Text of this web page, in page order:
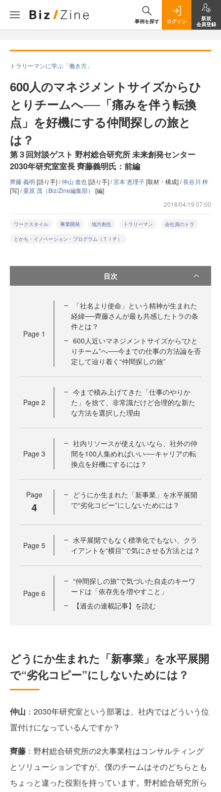
事例を探す ログイン
新規
会員登録
トラリーマンに学ぶ「働き方」
600人のマネジメントサイズからひ
とりチームへ──「痛みを伴う転換
点」を好機にする仲間探しの旅と
は？
第３回対談ゲスト 野村総合研究所 未来創発センター
2030年研究室室長 齊藤義明氏：前編
齊藤 義明 [語り手] /仲山 進也[語り手] /宮本 恵理子[取材・構成] /長谷川 梓
[写] /栗原 茂（Biz/Zine編集部） [編]
2018/04/19 07:00
ワークスタイル 事業開発 地方創生 トラリーマン 会社員のトラ
とかち・イノベーション・プログラム（ＴＩＰ）
目次
Page 1
「社名より使命」という精神が生まれた
経緯──齊藤さんが最も共感したトラの条
件とは？
600人近いマネジメントサイズから“ひと
りチーム”へ──今までの仕事の方法論を否
定して辿り着く“仲間探しの旅”
Page 2
今まで積み上げてきた「仕事のやりか
た」を捨て、非常識だけど合理的な新た
な方法を選択した理由
Page 3
社内リソースが使えないなら、社外の仲
間を100人集めればいい──キャリアの転
換点を好機にするには？
Page
4
どうにか生まれた「新事業」を水平展開
で“劣化コピー”にしないためには？
Page 5
水平展開でもなく標準化でもない、クラ
イアントを“横目”で気にさせる方法とは？
Page 6
“仲間探しの旅”で気づいた自走のキーワ
ードは「依存先を増やすこと」
【過去の連載記事】を読む
どうにか生まれた「新事業」を水平展開
で“劣化コピー”にしないためには？
仲山 ：2030年研究室という部署は、社内ではどういう位
置付けになっているんですか？
齊藤 ：野村総合研究所の2大事業柱はコンサルティング
とソリューションですが、僕のチームはそのどちらとも
ちょっと違った役割を持っています。野村総合研究所ら